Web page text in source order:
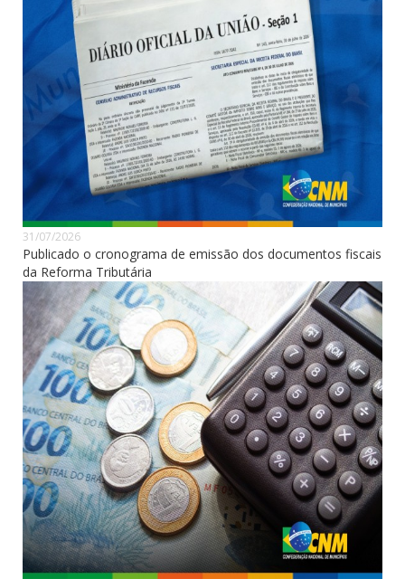
31/07/2026
Publicado o cronograma de emissão dos documentos fiscais
da Reforma Tributária